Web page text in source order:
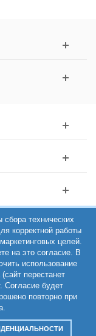
Интернет-магазин
технических
корректной работы
целей.
на это согласие. В
использование
перестанет
Согласие будет
повторно при